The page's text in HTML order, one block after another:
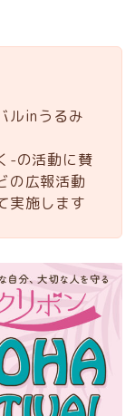
ルinうるみ
-の活動に賛
の広報活動
実施します